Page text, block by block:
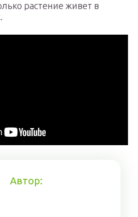
растение живет в
Автор: